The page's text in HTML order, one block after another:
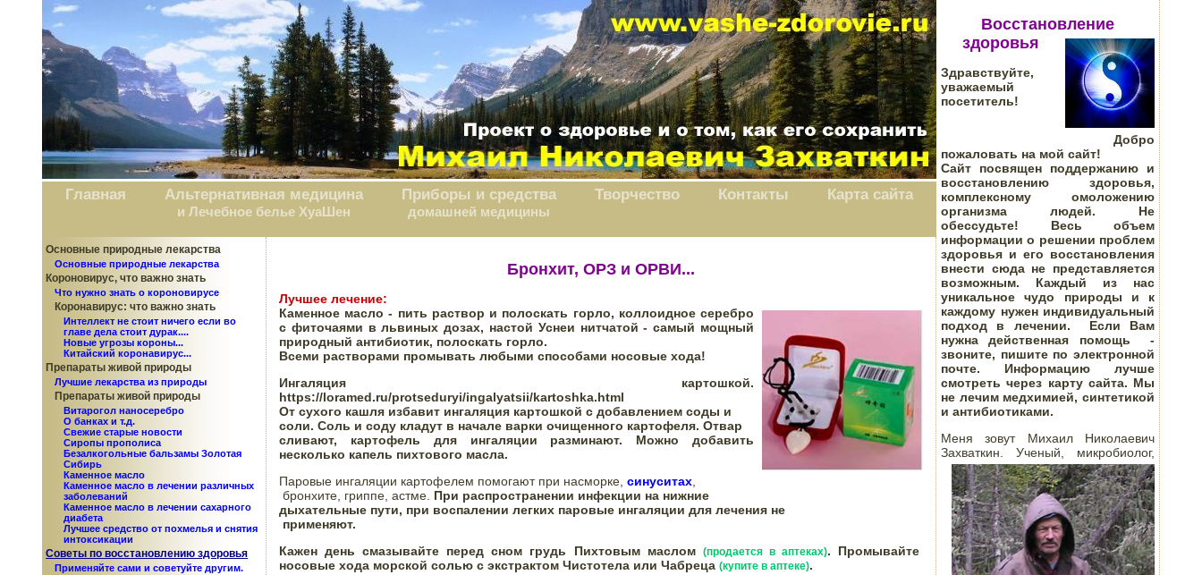
Главная Альтернативная медицина
и Лечебное белье ХуаШен
Приборы и средства
домашней медицины
Творчество Контакты Карта сайта
Основные природные лекарства
Основные природные лекарства
Короновирус, что важно знать
Что нужно знать о короновирусе
Коронавирус: что важно знать
Интеллект не стоит ничего если во
главе дела стоит дурак....
Новые угрозы короны...
Китайский коронавирус...
Препараты живой природы
Лучшие лекарства из природы
Препараты живой природы
Витарогол наносеребро
О банках и т.д.
Свежие старые новости
Сиропы прополиса
Безалкогольные бальзамы Золотая
Сибирь
Каменное масло
Каменное масло в лечении различных
заболеваний
Каменное масло в лечении сахарного
диабета
Лучшее средство от похмелья и снятия
интоксикации
Советы по восстановлению здоровья
Применяйте сами и советуйте другим.
Бронхит, ОРЗ и ОРВИ...
Лучшее лечение:
Каменное масло - пить раствор и полоскать горло, коллоидное серебро
с фиточаями в львиных дозах, настой Уснеи нитчатой - самый мощный
природный антибиотик, полоскать горло.
Всеми растворами промывать любыми способами носовые хода!
Ингаляция картошкой.
https://loramed.ru/protseduryi/ingalyatsii/kartoshka.html
От сухого кашля избавит ингаляция картошкой с добавлением соды и
соли. Соль и соду кладут в начале варки очищенного картофеля. Отвар
сливают, картофель для ингаляции разминают. Можно добавить
несколько капель пихтового масла.
Паровые ингаляции картофелем помогают при насморке, синуситах
бронхите, гриппе, астме. При распространении инфекции на нижние
дыхательные пути, при воспалении легких паровые ингаляции для лечения не
применяют.
Кажен день смазывайте перед сном грудь Пихтовым маслом
(продается в аптеках). Промывайте
носовые хода морской солью с экстрактом Чистотела или Чабреца (купите в аптеке).
Восстановление
здоровья
Здравствуйте,
уважаемый
посетитель!
Добро
пожаловать на мой сайт!
Сайт посвящен поддержанию и
восстановлению здоровья,
комплексному омоложению
организма людей. Не
обессудьте! Весь объем
информации о решении проблем
здоровья и его восстановления
внести сюда не представляется
возможным. Каждый из нас
уникальное чудо природы и к
каждому нужен индивидуальный
подход в лечении. Если Вам
нужна действенная помощь -
звоните, пишите по электронной
почте. Информацию лучше
смотреть через карту сайта. Мы
не лечим медхимией, синтетикой
и антибиотиками.
Меня зовут Михаил Николаевич
Захваткин. Ученый, микробиолог,